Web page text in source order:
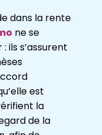
dans la rente
ne se
ils s’assurent
est
la
de la